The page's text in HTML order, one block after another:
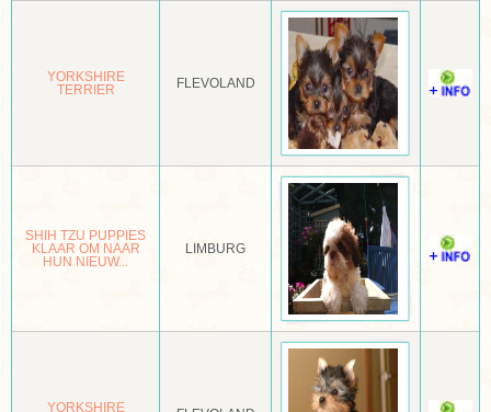
LAIKA OOST SIBERISCH
LANCASHIRE HEELER
LANGHARIGE SCHOTSE HERDER
YORKSHIRE
TERRIER
FLEVOLAND
SHIH TZU PUPPIES
KLAAR OM NAAR
HUN NIEUW...
LIMBURG
YORKSHIRE